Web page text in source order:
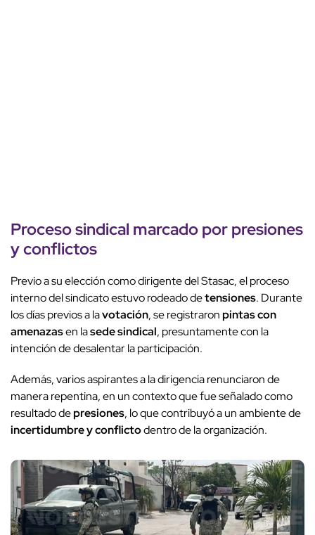
Proceso sindical marcado porpresiones
y conflictos
Previo a su elección como dirigente del Stasac, el proceso
interno del sindicato estuvo rodeado detensiones. Durante
los días previos a lavotación, se registraronpintas con
amenazasen lasede sindical, presuntamente con la
intención de desalentar la participación.
Además, varios aspirantes a la dirigencia renunciaron de
manera repentina, en un contexto que fue señalado como
resultado depresiones, lo que contribuyó a un ambiente de
incertidumbre y conflictodentro de la organización.